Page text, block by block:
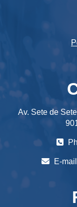
Av. Sete de
E-